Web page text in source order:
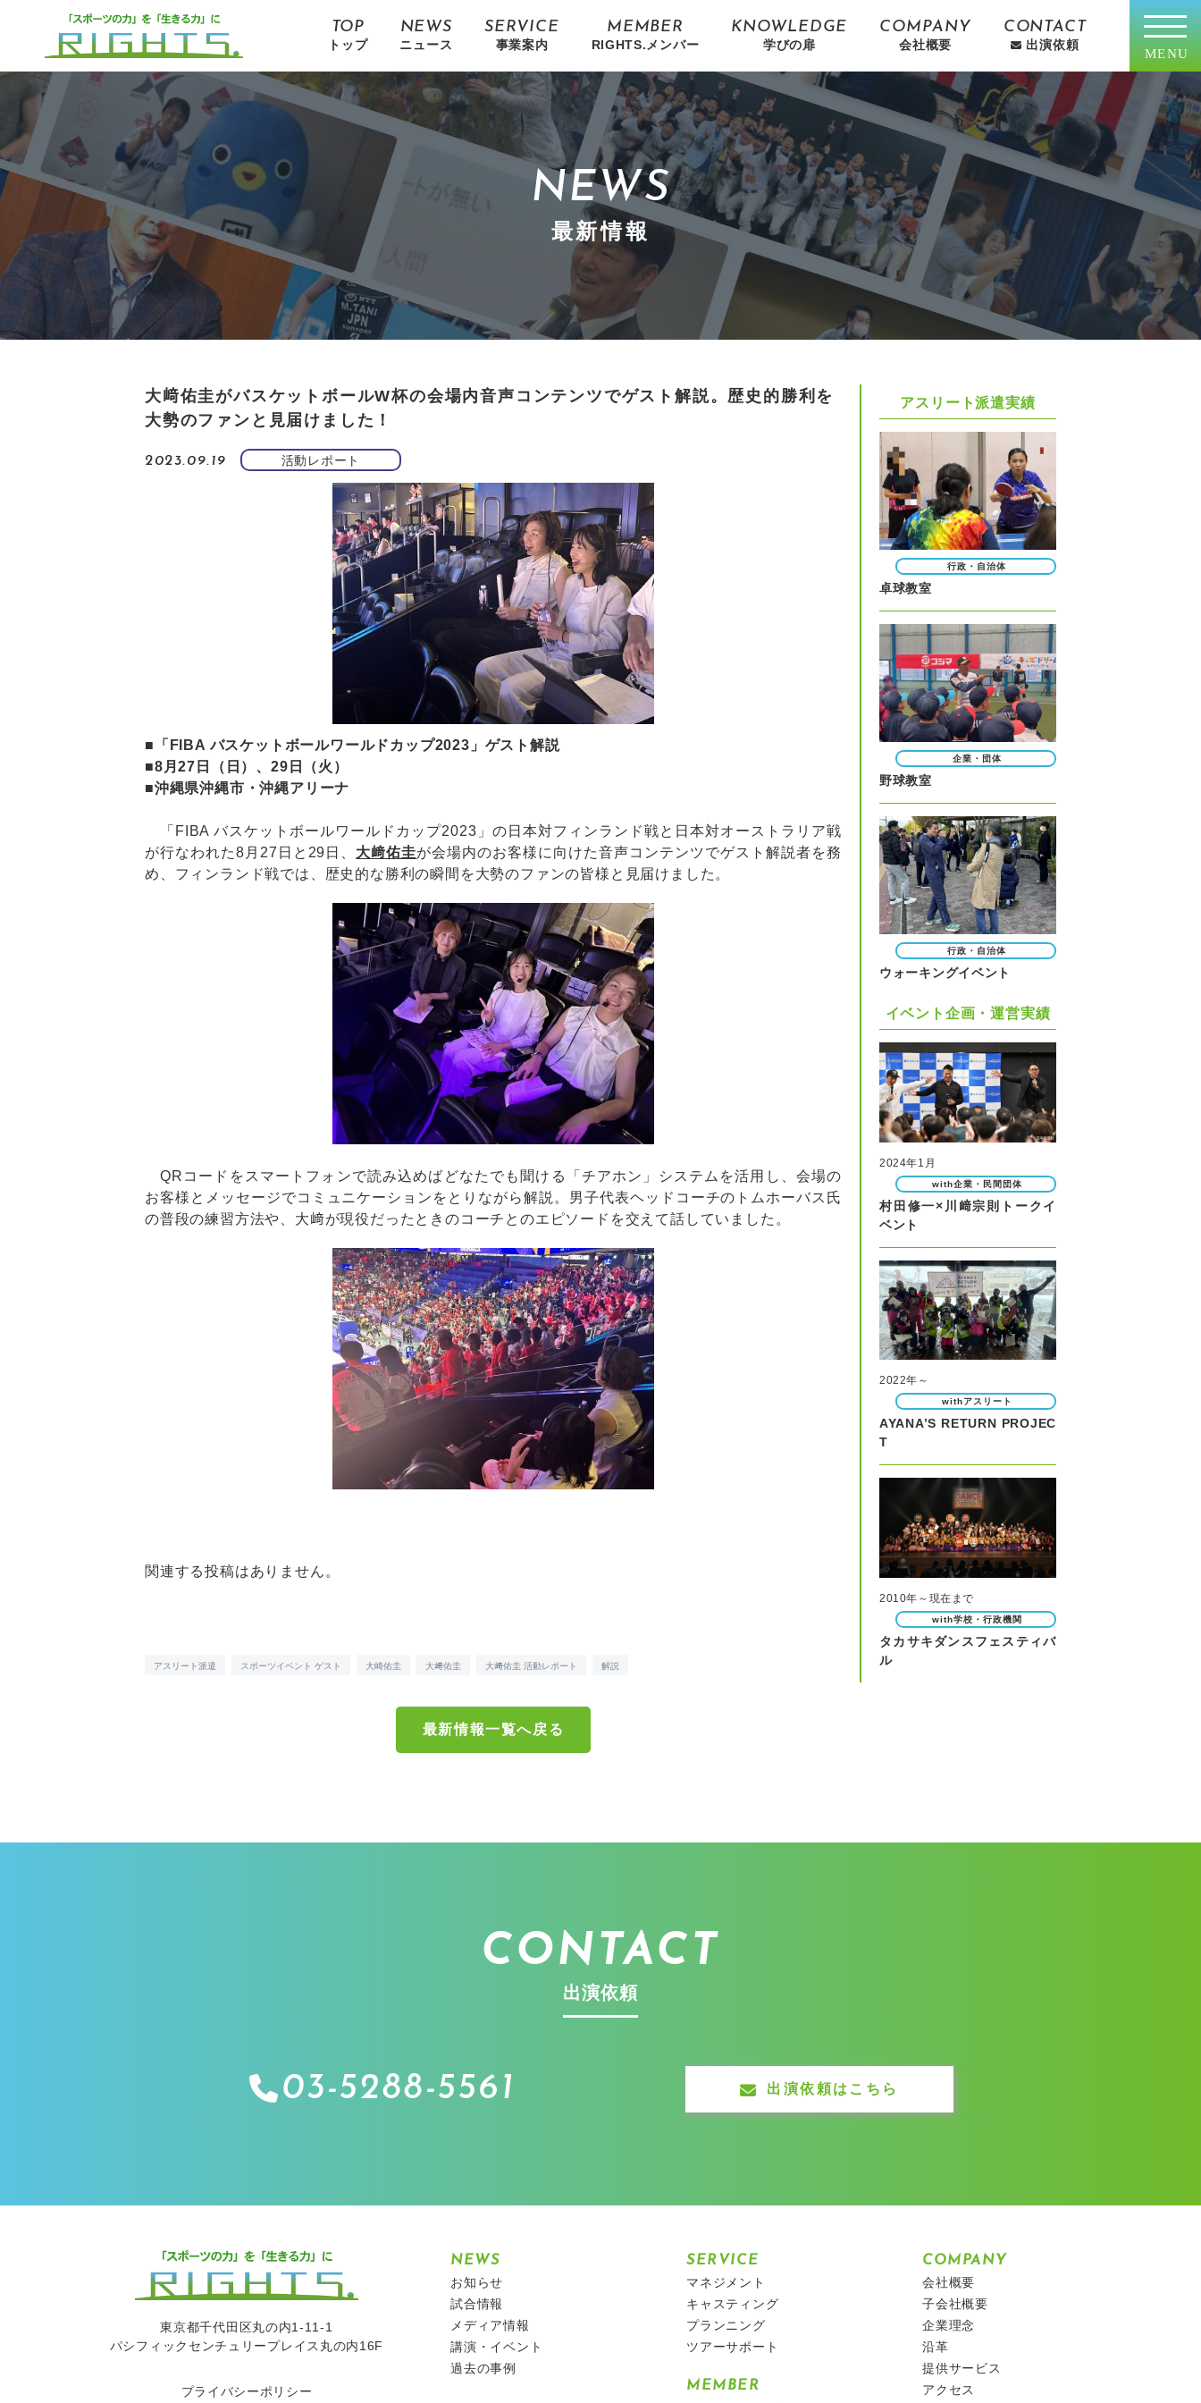
TOP
トップ
NEWS
ニュース
SERVICE
事業案内
MEMBER
RIGHTS.メンバー
KNOWLEDGE
学びの扉
COMPANY
会社概要
CONTACT
出演依頼
MENU
NEWS
最新情報
大﨑佑圭がバスケットボールW杯の会場内音声コンテンツでゲスト解説。歴史的勝利を
大勢のファンと見届けました！
2023.09.19 活動レポート
■「FIBA バスケットボールワールドカップ2023」ゲスト解説
■8月27日（日）、29日（火）
■沖縄県沖縄市・沖縄アリーナ
「FIBA バスケットボールワールドカップ2023」の日本対フィンランド戦と日本対オーストラリア戦
が行なわれた8月27日と29日、 大﨑佑圭が会場内のお客様に向けた音声コンテンツでゲスト解説者を務
め、フィンランド戦では、歴史的な勝利の瞬間を大勢のファンの皆様と見届けました。
QRコードをスマートフォンで読み込めばどなたでも聞ける「チアホン」システムを活用し、会場の
お客様とメッセージでコミュニケーションをとりながら解説。男子代表ヘッドコーチのトムホーバス氏
の普段の練習方法や、大﨑が現役だったときのコーチとのエピソードを交えて話していました。
関連する投稿はありません。
アスリート派遣 スポーツイベント ゲスト 大崎佑圭 大﨑佑圭 大﨑佑圭 活動レポート 解説
最新情報一覧へ戻る
アスリート派遣実績
行政・自治体
卓球教室
企業・団体
野球教室
行政・自治体
ウォーキングイベント
イベント企画・運営実績
2024年1月
with企業・民間団体
村田修一×川﨑宗則トークイ
ベント
2022年～
withアスリート
AYANA’S RETURN PROJEC
T
2010年～現在まで
with学校・行政機関
タカサキダンスフェスティバ
ル
CONTACT
出演依頼
03-5288-5561 出演依頼はこちら
東京都千代田区丸の内1-11-1
パシフィックセンチュリープレイス丸の内16F
プライバシーポリシー
NEWS
お知らせ
試合情報
メディア情報
講演・イベント
過去の事例
SERVICE
マネジメント
キャスティング
プランニング
ツアーサポート
MEMBER
COMPANY
会社概要
子会社概要
企業理念
沿革
提供サービス
アクセス